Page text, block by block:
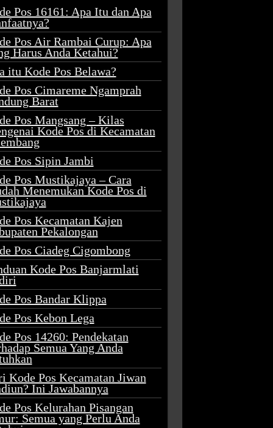
Pos 16161: Apa Itu dan Apa
Pos Air Rambai Curup: Apa
Harus Anda Ketahui?
itu Kode Pos Belawa?
Pos Cimareme Ngamprah
Barat
Pos Mangsang – Kilas
Kode Pos di Kecamatan
Pos Sipin Jambi
Pos Mustikajaya – Cara
Menemukan Kode Pos di
Pos Kecamatan Kajen
Pekalongan
Pos Ciadeg Cigombong
Kode Pos Banjarmlati
Pos Bandar Klippa
Pos Kebon Lega
Pos 14260: Pendekatan
Semua Yang Anda
Kode Pos Kecamatan Jiwan
Ini Jawabannya
Pos Kelurahan Pisangan
Semua yang Perlu Anda